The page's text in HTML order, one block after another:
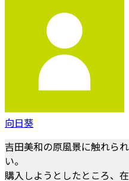
向日葵
吉田美和の原風景に触れら
い。
購入しようとしたところ、